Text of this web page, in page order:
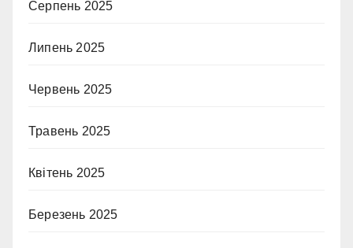
Серпень 2025
Липень 2025
Червень 2025
Травень 2025
Квітень 2025
Березень 2025